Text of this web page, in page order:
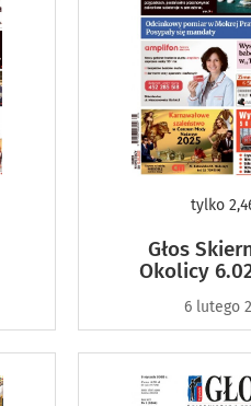
tylko
Głos
Okolicy
6 lutego